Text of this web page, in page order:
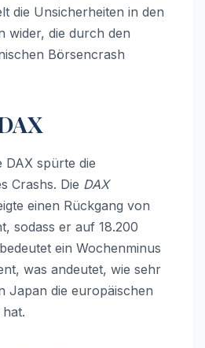
die Unsicherheiten in den
wider, die durch den
Börsencrash
DAX spürte die
Crashs. Die DAX
einen Rückgang von
sodass er auf 18.200
ein Wochenminus
was andeutet, wie sehr
Japan die europäischen